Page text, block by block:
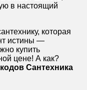
в настоящий
которая
истины —
купить
цене! А как?
Сантехника